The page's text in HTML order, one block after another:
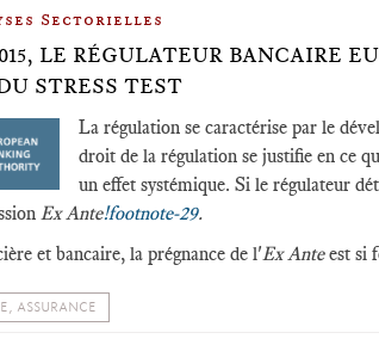
Sectorielles
LE RÉGULATEUR BANCAIRE
STRESS TEST
La régulation se caractérise par le
droit de la régulation se justifie en ce
un effet systémique. Si le régulateur
Ex Ante!footnote-29.
et bancaire, la prégnance de l'Ex Anteest si
ASSURANCE